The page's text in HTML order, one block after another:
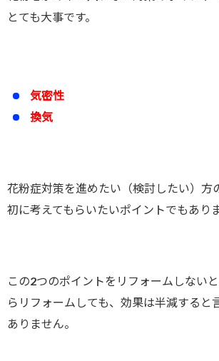
とても大事です。
気密性
換気
花粉症対策を進めたい（検討したい）方
初に考えてもらいたいポイントでもありま
この2つのポイントをリフォームしない
らリフォームしても、効果は半減すると
ありません。